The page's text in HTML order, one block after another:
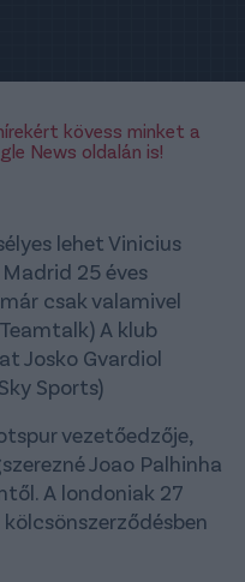
kövess minket a
News oldalán is!
lehet Vinicius
25 éves
csak valamivel
A klub
Josko Gvardiol
Sports)
vezetőedzője,
Joao Palhinha
A londoniak 27